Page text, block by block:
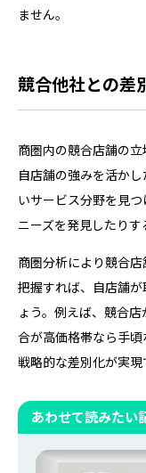
ません。
競合他社との差
商圏内の競合店舗の立
自店舗の強みを活か
いサービス分野を見
ニーズを発見したりす
商圏分析により競合
把握すれば、自店舗
ょう。例えば、競合
合が高価格帯なら手
戦略的な差別化が実現
あわせて読みたい